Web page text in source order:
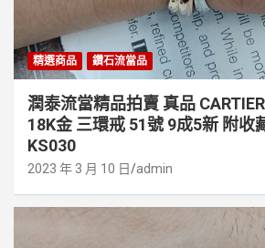
精選商品 鑽石流當品
潤泰流當精品拍賣 真品
18K金 三環戒 51號 9成5新 附收
KS030
2023 年 3 月 10 日 admin